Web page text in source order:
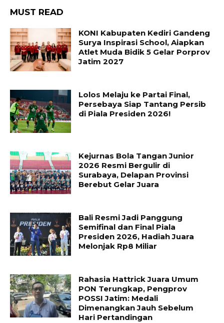
MUST READ
KONI Kabupaten Kediri Gandeng
Surya Inspirasi School, Aiapkan
Atlet Muda Bidik 5 Gelar Porprov
Jatim 2027
Lolos Melaju ke Partai Final,
Persebaya Siap Tantang Persib
di Piala Presiden 2026!
Kejurnas Bola Tangan Junior
2026 Resmi Bergulir di
Surabaya, Delapan Provinsi
Berebut Gelar Juara
Bali Resmi Jadi Panggung
Semifinal dan Final Piala
Presiden 2026, Hadiah Juara
Melonjak Rp8 Miliar
Rahasia Hattrick Juara Umum
PON Terungkap, Pengprov
POSSI Jatim: Medali
Dimenangkan Jauh Sebelum
Hari Pertandingan